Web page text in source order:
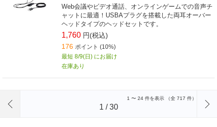
Web会議やビデオ通話、オンラインゲームでの音声チ
ャットに最適！USBAプラグを搭載した両耳オーバー
ヘッドタイプのヘッドセットです。
1,760 円(税込)
176 ポイント (10%)
最短 8/9(日) にお届け
在庫あり
1 〜 24 件を表示 （全 717 件）
1 /30